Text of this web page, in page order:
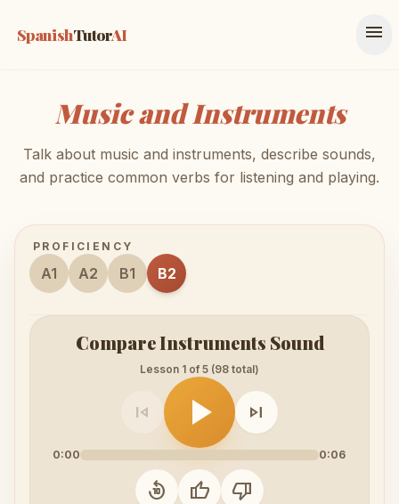
SpanishTutorAI menu
Music and Instruments
Talk about music and instruments, describe sounds,
and practice common verbs for listening and playing.
PROFICIENCY
A1 A2 B1 B2
Compare Instruments Sound
Lesson 1 of 5 (98 total)
skip_previous play_arrow skip_next
0:00 0:06
replay_10 thumb_up thumb_down